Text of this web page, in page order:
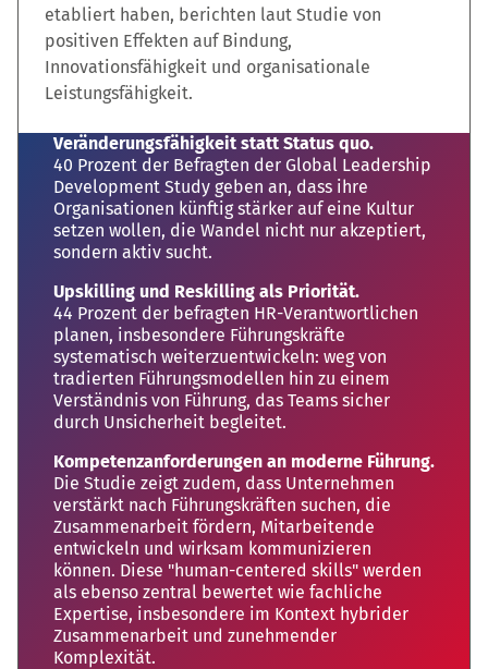
etabliert haben, berichten laut Studie von
positiven Effekten auf Bindung,
Innovationsfähigkeit und organisationale
Leistungsfähigkeit.
Veränderungsfähigkeit statt Status quo.
40 Prozent der Befragten der Global Leadership
Development Study geben an, dass ihre
Organisationen künftig stärker auf eine Kultur
setzen wollen, die Wandel nicht nur akzeptiert,
sondern aktiv sucht.
Upskilling und Reskilling als Priorität.
44 Prozent der befragten HR-Verantwortlichen
planen, insbesondere Führungskräfte
systematisch weiterzuentwickeln: weg von
tradierten Führungsmodellen hin zu einem
Verständnis von Führung, das Teams sicher
durch Unsicherheit begleitet.
Kompetenzanforderungen an moderne Führung.
Die Studie zeigt zudem, dass Unternehmen
verstärkt nach Führungskräften suchen, die
Zusammenarbeit fördern, Mitarbeitende
entwickeln und wirksam kommunizieren
können. Diese "human-centered skills" werden
als ebenso zentral bewertet wie fachliche
Expertise, insbesondere im Kontext hybrider
Zusammenarbeit und zunehmender
Komplexität.